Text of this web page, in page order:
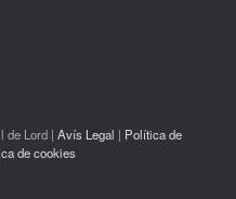
de Lord | Avís Legal | Política de
de cookies